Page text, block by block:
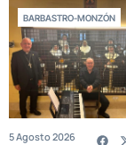
BARBASTRO-MONZÓN
5 Agosto 2026